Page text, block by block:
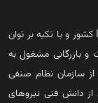
شرکت ستاک فناوری ویرا در راستای گسترش صنعت IT کشور و با تکیه بر توان
و بازرگانی مشغول به
از سازمان نظام صنفی
از دانش فنی نیروهای